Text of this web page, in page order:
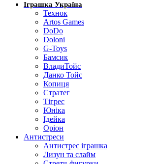
Іграшка Україна
Технок
Artos Games
DoDo
Doloni
G-Toys
Бамсик
ВладиТойс
Данко Тойс
Копиця
Стратег
Тігрес
Юніка
Ідейка
Оріон
Антистреси
Антистрес іграшка
Лизун та слайм